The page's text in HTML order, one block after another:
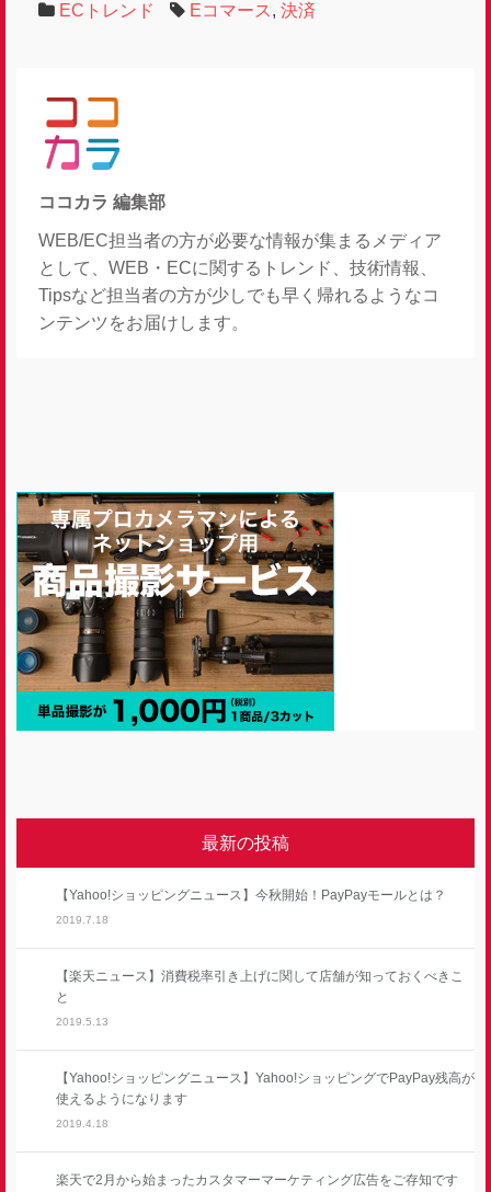
ECトレンド Eコマース , 決済
ココカラ 編集部
WEB/EC担当者の方が必要な情報が集まるメディア
として、WEB・ECに関するトレンド、技術情報、
Tipsなど担当者の方が少しでも早く帰れるようなコ
ンテンツをお届けします。
最新の投稿
【Yahoo!ショッピングニュース】今秋開始！PayPayモールとは？
2019.7.18
【楽天ニュース】消費税率引き上げに関して店舗が知っておくべきこ
と
2019.5.13
【Yahoo!ショッピングニュース】Yahoo!ショッピングでPayPay残高が
使えるようになります
2019.4.18
楽天で2月から始まったカスタマーマーケティング広告をご存知です